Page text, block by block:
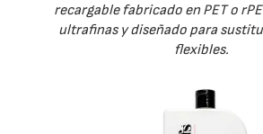
recargable fabricado en PET o
ultrafinas y diseñado para
flexibles.